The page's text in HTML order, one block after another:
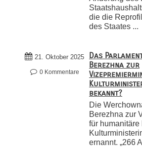
die die
des Staates ...
21. Oktober 2025
0 Kommentare
Das
Berezhna zur
bekannt?
Die
Berezhna zur
für humanitäre
ernannt. „266